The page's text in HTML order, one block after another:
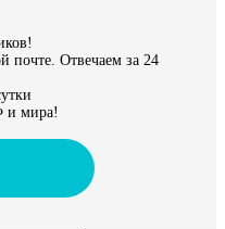
почте. Отвечаем за 24
и мира!